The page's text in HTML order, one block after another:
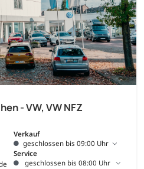
- VW, VW NFZ
Verkauf
geschlossen bis 09:00 Uhr
Service
geschlossen bis 08:00 Uhr